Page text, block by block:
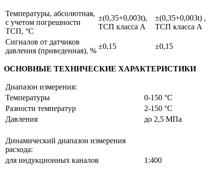
Температуры, абсолютная,
с учетом погрешности
ТСП, °С
±(0,35+0,003t),
ТСП класса А
±(0,35+0,003t) ,
ТСП класса А
Сигналов от датчиков
давления (приведенная), %
±0,15 ±0,15
ОСНОВНЫЕ ТЕХНИЧЕСКИЕ ХАРАКТЕРИСТИКИ
Диапазон измерения:
Температуры
0-150 °С
Разности температур
2-150 °С
Давления
до 2,5 МПа
Динамический диапазон измерения
расхода:
для индукционных каналов
1:400